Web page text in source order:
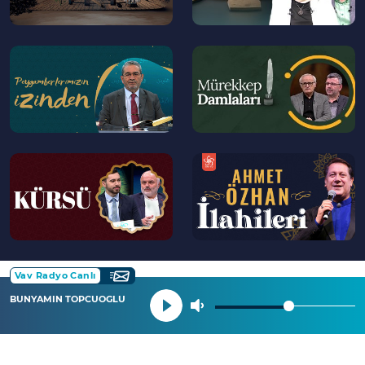
>
>
--
>
--
>
BUNYAMIN TOPCUOGLU
Vav Radyo Canlı